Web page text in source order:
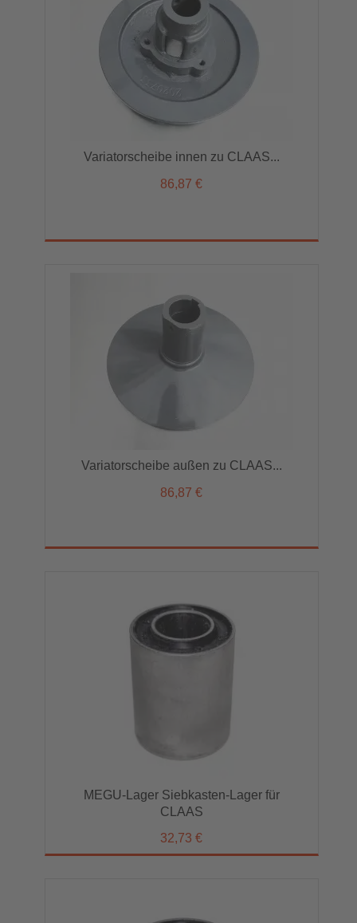
Variatorscheibe innen zu CLAAS...
86,87 €
Variatorscheibe außen zu CLAAS...
86,87 €
MEGU-Lager Siebkasten-Lager für
CLAAS
32,73 €